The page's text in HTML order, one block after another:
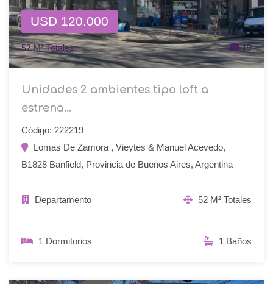
USD 120.000
52 M² Totales 15
Unidades 2 ambientes tipo loft a
estrena...
Código: 222219
Lomas De Zamora , Vieytes & Manuel Acevedo,
B1828 Banfield, Provincia de Buenos Aires, Argentina
Departamento 52 M² Totales
1 Dormitorios 1 Baños